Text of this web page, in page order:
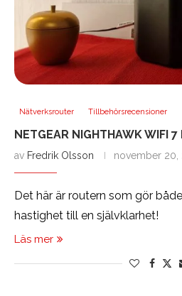
Nätverksrouter Tillbehörsrecensioner
NETGEAR NIGHTHAWK WIFI
av Fredrik Olsson november 20,
Det här är routern som gör
hastighet till en självklarhet!
Läs mer